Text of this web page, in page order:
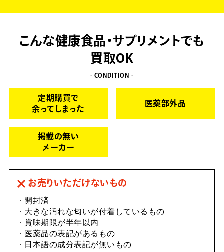
こんな健康食品・サプリメントでも
買取OK
- CONDITION -
定期購買で
余ってしまった
医薬部外品
掲載の無い
メーカー
お売りいただけないもの
開封済
大きな汚れな匂いが付着しているもの
賞味期限が半年以内
医薬品の表記があるもの
日本語の成分表記が無いもの